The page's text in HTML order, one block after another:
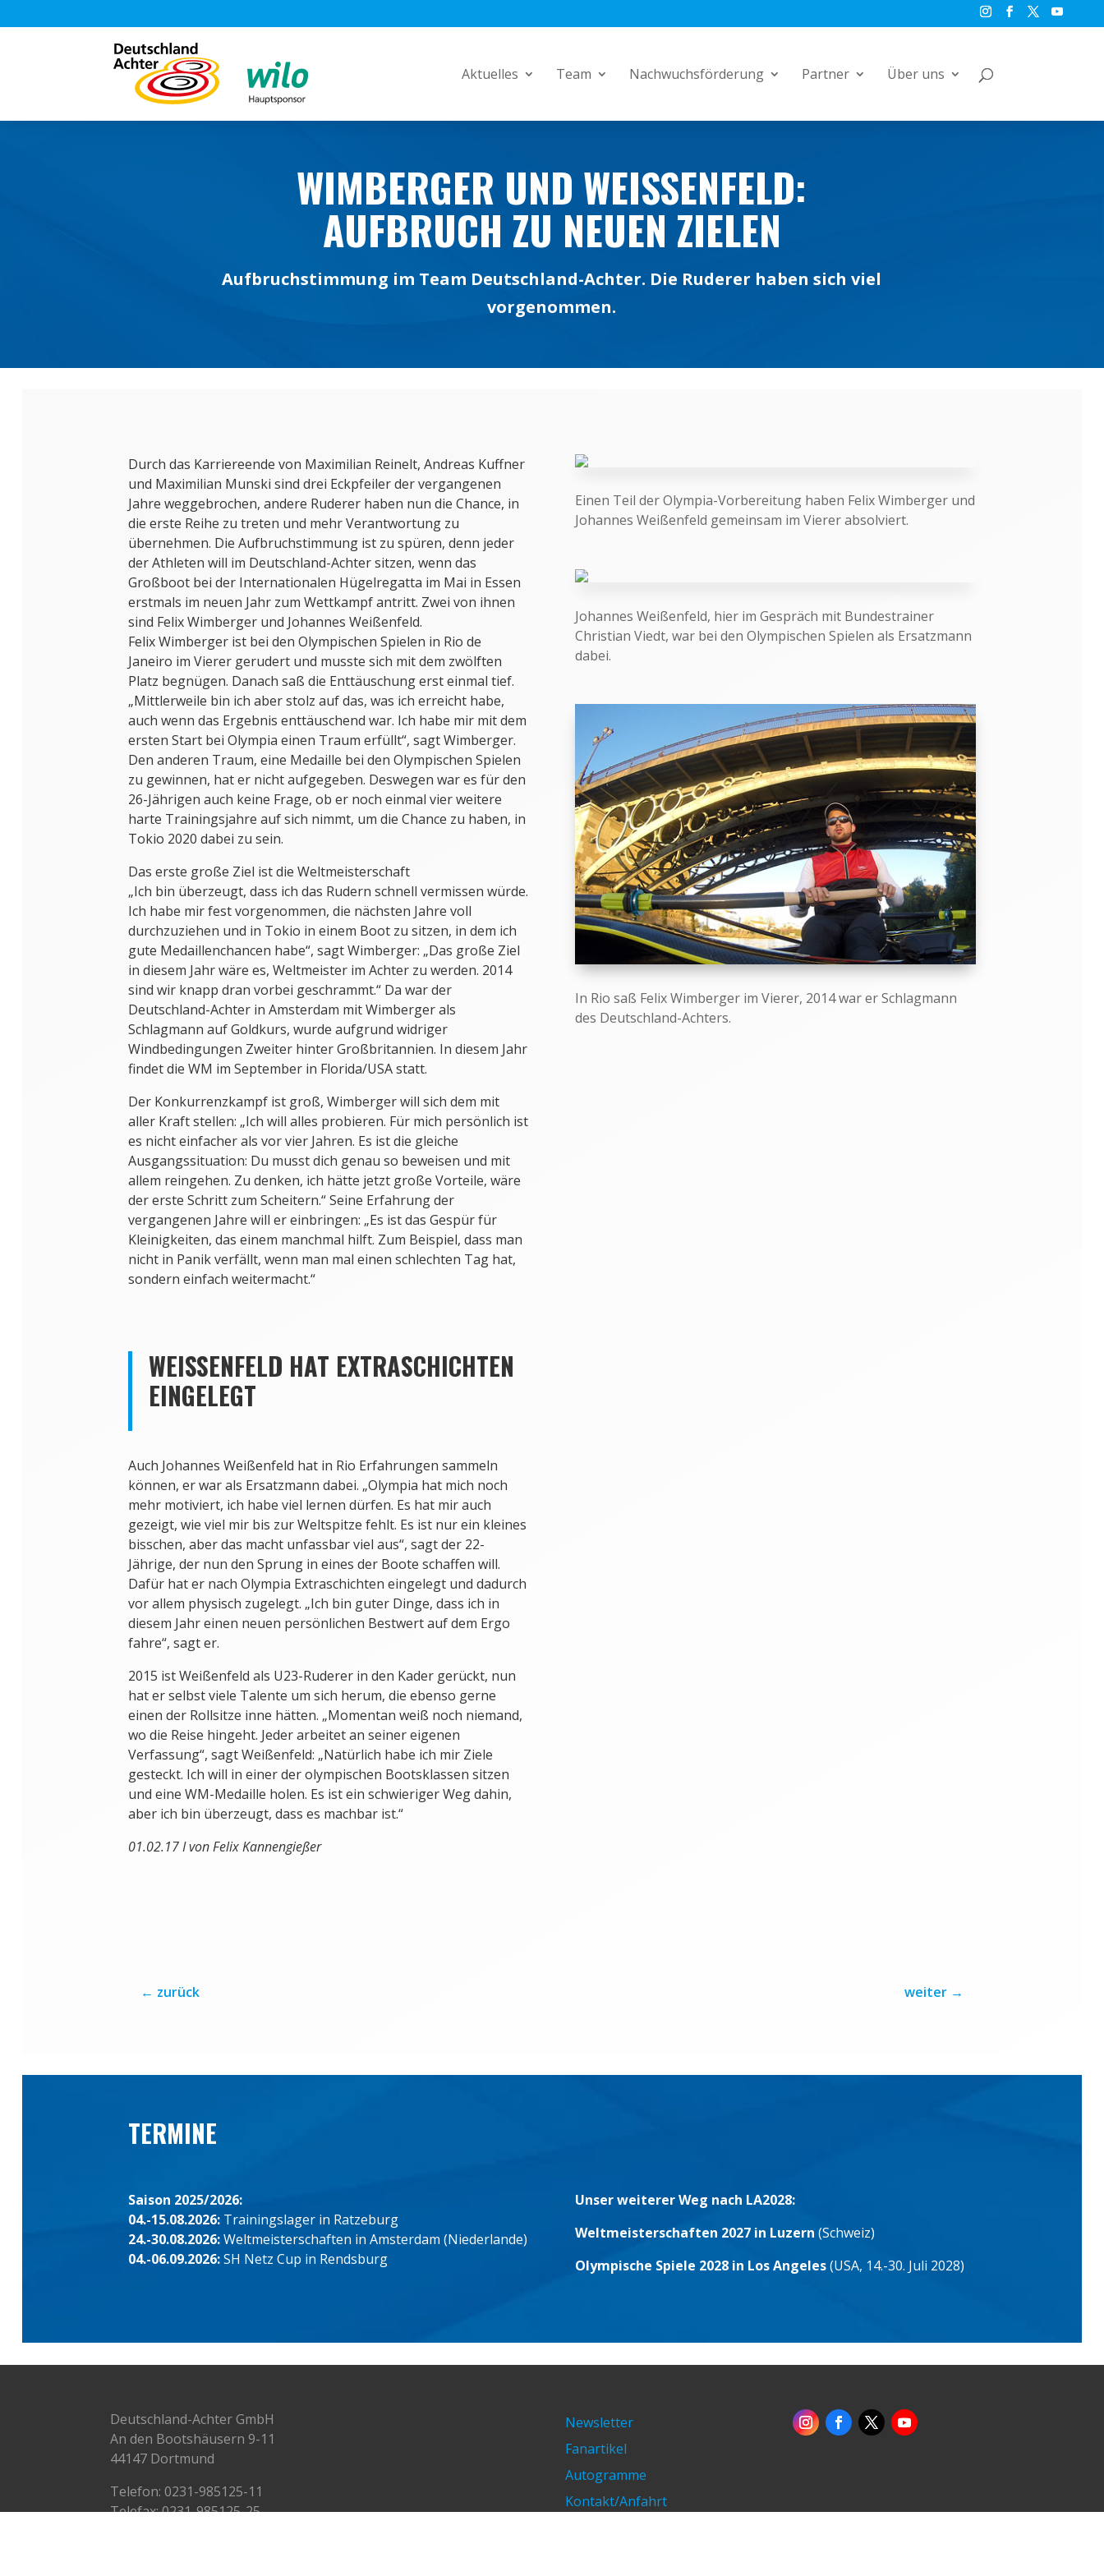
Aktuelles Team Nachwuchsförderung Partner Über uns
WIMBERGER UND WEISSENFELD: A
UFBRUCH ZU NEUEN ZIELEN
Aufbruchstimmung im Team Deutschland-Achter. Die Ruderer haben sich viel
vorgenommen.
Durch das Karriereende von Maximilian Reinelt, Andreas Kuffner
und Maximilian Munski sind drei Eckpfeiler der vergangenen
Jahre weggebrochen, andere Ruderer haben nun die Chance, in
die erste Reihe zu treten und mehr Verantwortung zu
übernehmen. Die Aufbruchstimmung ist zu spüren, denn jeder
der Athleten will im Deutschland-Achter sitzen, wenn das
Großboot bei der Internationalen Hügelregatta im Mai in Essen
erstmals im neuen Jahr zum Wettkampf antritt. Zwei von ihnen
sind Felix Wimberger und Johannes Weißenfeld.
Felix Wimberger ist bei den Olympischen Spielen in Rio de
Janeiro im Vierer gerudert und musste sich mit dem zwölften
Platz begnügen. Danach saß die Enttäuschung erst einmal tief.
„Mittlerweile bin ich aber stolz auf das, was ich erreicht habe,
auch wenn das Ergebnis enttäuschend war. Ich habe mir mit dem
ersten Start bei Olympia einen Traum erfüllt“, sagt Wimberger.
Den anderen Traum, eine Medaille bei den Olympischen Spielen
zu gewinnen, hat er nicht aufgegeben. Deswegen war es für den
26-Jährigen auch keine Frage, ob er noch einmal vier weitere
harte Trainingsjahre auf sich nimmt, um die Chance zu haben, in
Tokio 2020 dabei zu sein.
Das erste große Ziel ist die Weltmeisterschaft
„Ich bin überzeugt, dass ich das Rudern schnell vermissen würde.
Ich habe mir fest vorgenommen, die nächsten Jahre voll
durchzuziehen und in Tokio in einem Boot zu sitzen, in dem ich
gute Medaillenchancen habe“, sagt Wimberger: „Das große Ziel
in diesem Jahr wäre es, Weltmeister im Achter zu werden. 2014
sind wir knapp dran vorbei geschrammt.“ Da war der
Deutschland-Achter in Amsterdam mit Wimberger als
Schlagmann auf Goldkurs, wurde aufgrund widriger
Windbedingungen Zweiter hinter Großbritannien. In diesem Jahr
findet die WM im September in Florida/USA statt.
Der Konkurrenzkampf ist groß, Wimberger will sich dem mit
aller Kraft stellen: „Ich will alles probieren. Für mich persönlich ist
es nicht einfacher als vor vier Jahren. Es ist die gleiche
Ausgangssituation: Du musst dich genau so beweisen und mit
allem reingehen. Zu denken, ich hätte jetzt große Vorteile, wäre
der erste Schritt zum Scheitern.“ Seine Erfahrung der
vergangenen Jahre will er einbringen: „Es ist das Gespür für
Kleinigkeiten, das einem manchmal hilft. Zum Beispiel, dass man
nicht in Panik verfällt, wenn man mal einen schlechten Tag hat,
sondern einfach weitermacht.“
WEISSENFELD HAT EXTRASCHICHTEN E
INGELEGT
Auch Johannes Weißenfeld hat in Rio Erfahrungen sammeln
können, er war als Ersatzmann dabei. „Olympia hat mich noch
mehr motiviert, ich habe viel lernen dürfen. Es hat mir auch
gezeigt, wie viel mir bis zur Weltspitze fehlt. Es ist nur ein kleines
bisschen, aber das macht unfassbar viel aus“, sagt der 22-
Jährige, der nun den Sprung in eines der Boote schaffen will.
Dafür hat er nach Olympia Extraschichten eingelegt und dadurch
vor allem physisch zugelegt. „Ich bin guter Dinge, dass ich in
diesem Jahr einen neuen persönlichen Bestwert auf dem Ergo
fahre“, sagt er.
2015 ist Weißenfeld als U23-Ruderer in den Kader gerückt, nun
hat er selbst viele Talente um sich herum, die ebenso gerne
einen der Rollsitze inne hätten. „Momentan weiß noch niemand,
wo die Reise hingeht. Jeder arbeitet an seiner eigenen
Verfassung“, sagt Weißenfeld: „Natürlich habe ich mir Ziele
gesteckt. Ich will in einer der olympischen Bootsklassen sitzen
und eine WM-Medaille holen. Es ist ein schwieriger Weg dahin,
aber ich bin überzeugt, dass es machbar ist.“
01.02.17 I von Felix Kannengießer
Einen Teil der Olympia-Vorbereitung haben Felix Wimberger und
Johannes Weißenfeld gemeinsam im Vierer absolviert.
Johannes Weißenfeld, hier im Gespräch mit Bundestrainer
Christian Viedt, war bei den Olympischen Spielen als Ersatzmann
dabei.
In Rio saß Felix Wimberger im Vierer, 2014 war er Schlagmann
des Deutschland-Achters.
← zurück weiter →
TERMINE
Saison 2025/2026:
04.-15.08.2026: Trainingslager in Ratzeburg
24.-30.08.2026:Weltmeisterschaften in Amsterdam (Niederlande)
04.-06.09.2026:SH Netz Cup in Rendsburg
Unser weiterer Weg nach LA2028:
Weltmeisterschaften 2027 in Luzern (Schweiz)
Olympische Spiele 2028 in Los Angeles(USA, 14.-30. Juli 2028)
Deutschland-Achter GmbH
An den Bootshäusern 9-11
44147 Dortmund
Telefon: 0231-985125-11
Telefax: 0231-985125-25
Newsletter
Fanartikel
Autogramme
Kontakt/Anfahrt